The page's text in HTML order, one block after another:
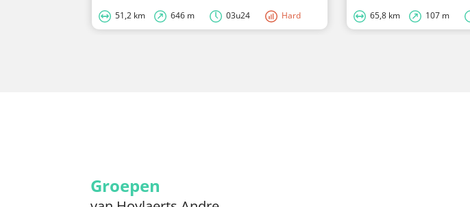
51,2 km 646 m 03u24 Hard 65,8 km 107 m
Groepen